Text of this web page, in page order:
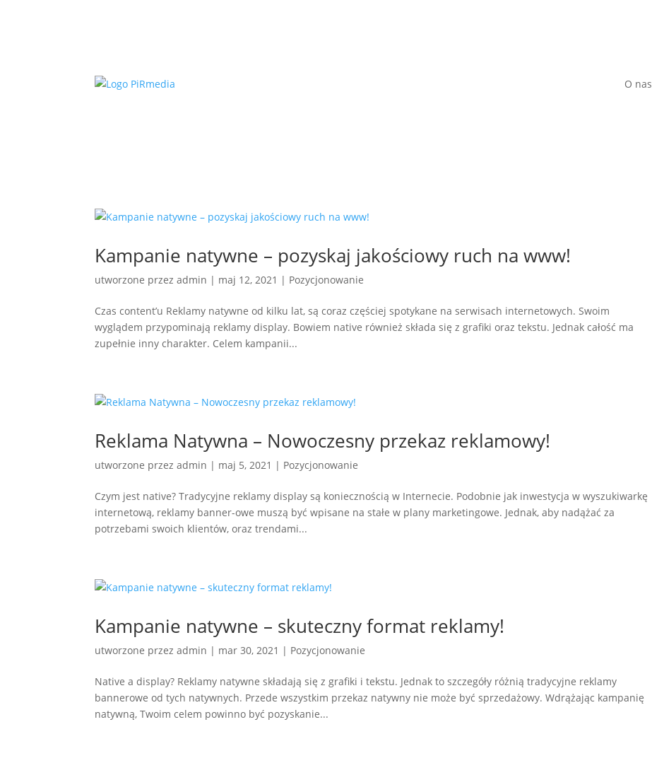
O nas
Kampanie natywne – pozyskaj jakościowy ruch na www!
utworzone przezadmin | maj 12, 2021 | Pozycjonowanie
Czas content’u Reklamy natywne od kilku lat, są coraz częściej spotykane na serwisach internetowych. Swoim
wyglądem przypominają reklamy display. Bowiem native również składa się z grafiki oraz tekstu. Jednak całość ma
zupełnie inny charakter. Celem kampanii...
Reklama Natywna – Nowoczesny przekaz reklamowy!
utworzone przezadmin | maj 5, 2021 | Pozycjonowanie
Czym jest native? Tradycyjne reklamy display są koniecznością w Internecie. Podobnie jak inwestycja w wyszukiwarkę
internetową, reklamy banner-owe muszą być wpisane na stałe w plany marketingowe. Jednak, aby nadążać za
potrzebami swoich klientów, oraz trendami...
Kampanie natywne – skuteczny format reklamy!
utworzone przezadmin | mar 30, 2021 | Pozycjonowanie
Native a display? Reklamy natywne składają się z grafiki i tekstu. Jednak to szczegóły różnią tradycyjne reklamy
bannerowe od tych natywnych. Przede wszystkim przekaz natywny nie może być sprzedażowy. Wdrążając kampanię
natywną, Twoim celem powinno być pozyskanie...